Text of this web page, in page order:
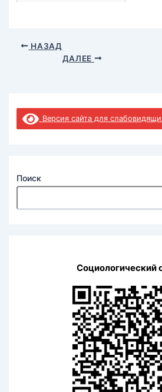
НАЗАД
ДАЛЕЕ
Версия сайта для
Поиск
Социологический